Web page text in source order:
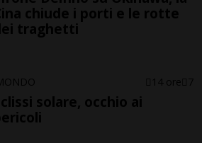
chiude i porti e le rotte
traghetti
14 ore 7
solare, occhio ai